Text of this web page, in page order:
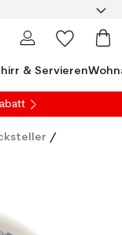
& Servieren
/